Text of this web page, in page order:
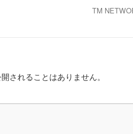
TM
されることはありません。